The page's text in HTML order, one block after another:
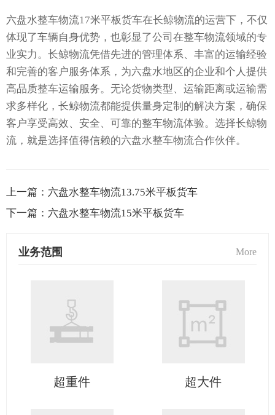
六盘水整车物流17米平板货车在长鲸物流的运营下，不仅
体现了车辆自身优势，也彰显了公司在整车物流领域的专
业实力。长鲸物流凭借先进的管理体系、丰富的运输经验
和完善的客户服务体系，为六盘水地区的企业和个人提供
高品质整车运输服务。无论货物类型、运输距离或运输需
求多样化，长鲸物流都能提供量身定制的解决方案，确保
客户享受高效、安全、可靠的整车物流体验。选择长鲸物
流，就是选择值得信赖的六盘水整车物流合作伙伴。
上一篇： 六盘水整车物流13.75米平板货车
下一篇： 六盘水整车物流15米平板货车
业务范围 More
超重件 超大件